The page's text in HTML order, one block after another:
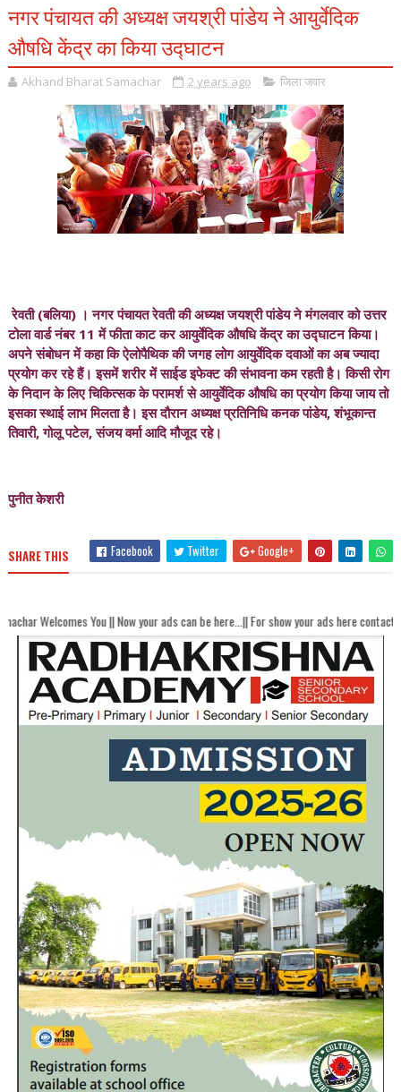
नगर पंचायत की अध्यक्ष जयश्री पांडेय ने आयुर्वेदिक
औषधि केंद्र का किया उद्घाटन
Akhand Bharat Samachar 2 years ago जिला जवार
रेवती (बलिया) । नगर पंचायत रेवती की अध्यक्ष जयश्री पांडेय ने मंगलवार को उत्तर
टोला वार्ड नंबर 11 में फीता काट कर आयुर्वेदिक औषधि केंद्र का उद्घाटन किया।
अपने संबोधन में कहा कि ऐलोपैथिक की जगह लोग आयुर्वेदिक दवाओं का अब ज्यादा
प्रयोग कर रहे हैं। इसमें शरीर में साईड इफेक्ट की संभावना कम रहती है। किसी रोग
के निदान के लिए चिकित्सक के परामर्श से आयुर्वेदिक औषधि का प्रयोग किया जाय तो
इसका स्थाई लाभ मिलता है। इस दौरान अध्यक्ष प्रतिनिधि कनक पांडेय, शंभूकान्त
तिवारी, गोलू पटेल, संजय वर्मा आदि मौजूद रहे।
पुनीत केशरी
SHARE THIS Facebook Twitter Google+
You || Now your ads can be here...|| For show your ads here contact